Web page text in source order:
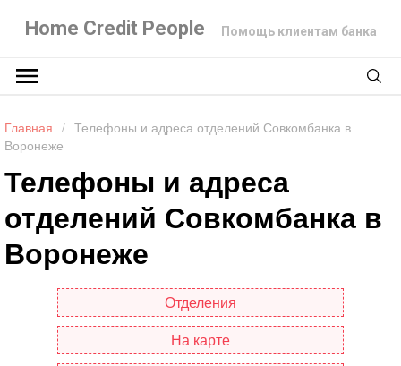
Home Credit People Помощь клиентам банка
Главная / Телефоны и адреса отделений Совкомбанка в
Воронеже
Телефоны и адреса
отделений Совкомбанка в
Воронеже
Отделения
На карте